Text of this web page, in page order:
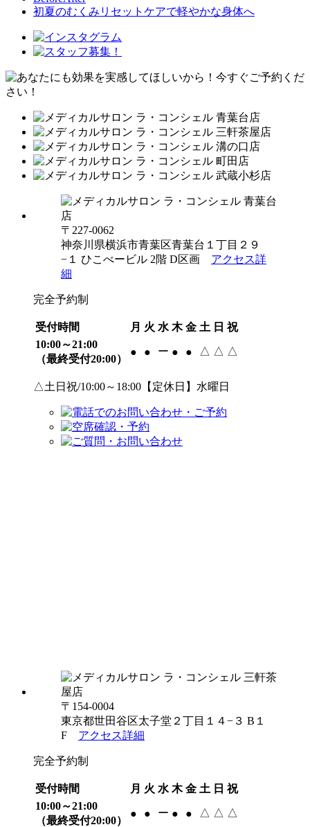
初夏のむくみリセットケアで軽やかな身体へ
〒227-0062
神奈川県横浜市青葉区青葉台１丁目２９
−１ ひこべービル 2階 D区画 アクセス詳
細
完全予約制
受付時間 月 火 水 木 金 土 日 祝
10:00～21:00
（最終受付20:00）
● ● ー ● ● △ △ △
△土日祝/10:00～18:00【定休日】水曜日
〒154-0004
東京都世田谷区太子堂２丁目１４−３ B１
F アクセス詳細
完全予約制
受付時間 月 火 水 木 金 土 日 祝
10:00～21:00
（最終受付20:00）
● ● ー ● ● △ △ △